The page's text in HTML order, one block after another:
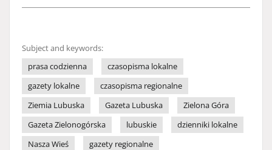
Subject and keywords:
prasa codzienna
czasopisma lokalne
gazety lokalne
czasopisma regionalne
Ziemia Lubuska
Gazeta Lubuska
Zielona Góra
Gazeta Zielonogórska
lubuskie
dzienniki lokalne
Nasza Wieś
gazety regionalne